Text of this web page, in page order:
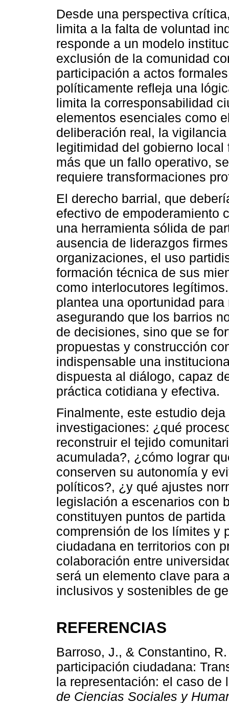
Desde una perspectiva
limita a la falta de voluntad
responde a un modelo
exclusión de la comunidad
participación a actos
políticamente refleja una
limita la corresponsabilidad
elementos esenciales como
deliberación real, la
legitimidad del gobierno
más que un fallo operativo,
requiere transformaciones
El derecho barrial, que
efectivo de empoderamiento
una herramienta sólida de
ausencia de liderazgos
organizaciones, el uso
formación técnica de sus
como interlocutores
plantea una oportunidad
asegurando que los barrios
de decisiones, sino que se
propuestas y construcción
indispensable una
dispuesta al diálogo, capaz
práctica cotidiana y efectiva.
Finalmente, este estudio
investigaciones: ¿qué
reconstruir el tejido
acumulada?, ¿cómo lograr
conserven su autonomía y
políticos?, ¿y qué ajustes
legislación a escenarios con
constituyen puntos de
comprensión de los límites y
ciudadana en territorios con
colaboración entre
será un elemento clave para
inclusivos y sostenibles de
REFERENCIAS
Barroso, J., & Constantino,
participación ciudadana:
la representación: el caso
de Ciencias Sociales y